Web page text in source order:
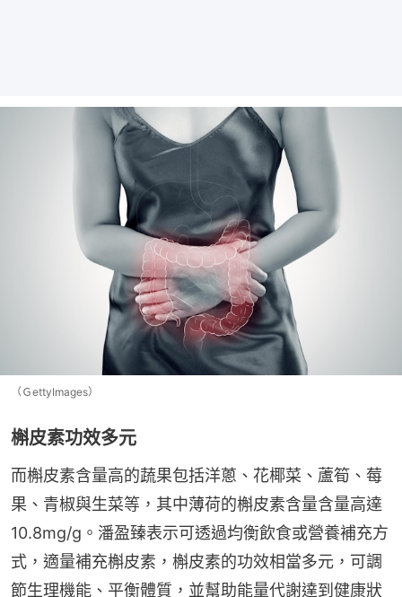
（ＧettyImages）
槲皮素功效多元
而槲皮素含量高的蔬果包括洋蔥、花椰菜、蘆筍、莓
果、青椒與生菜等，其中薄荷的槲皮素含量含量高達
10.8mg/g。潘盈臻表示可透過均衡飲食或營養補充方
式，適量補充槲皮素，槲皮素的功效相當多元，可調
節生理機能、平衡體質，並幫助能量代謝達到健康狀